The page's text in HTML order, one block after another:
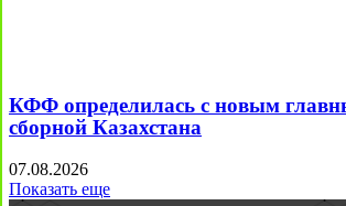
КФФ определилась с новым
сборной Казахстана
07.08.2026
Показать еще